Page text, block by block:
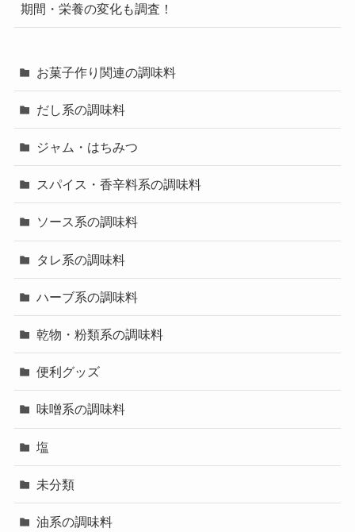
期間・栄養の変化も調査！
お菓子作り関連の調味料
だし系の調味料
ジャム・はちみつ
スパイス・香辛料系の調味料
ソース系の調味料
タレ系の調味料
ハーブ系の調味料
乾物・粉類系の調味料
便利グッズ
味噌系の調味料
塩
未分類
油系の調味料